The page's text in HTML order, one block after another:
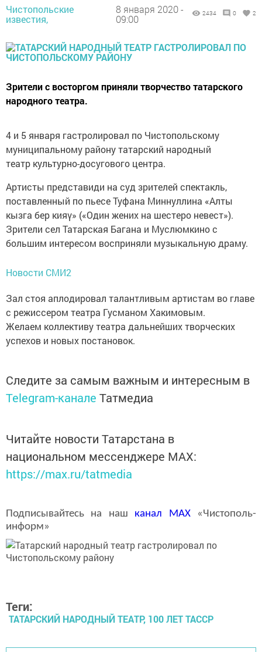
Чистопольские
известия,
8 января 2020 -
09:00
2434 0 2
Зрители с восторгом приняли творчество татарского
народного театра.
4 и 5 января гастролировал по Чистопольскому
муниципальному району татарский народный
театр культурно-досугового центра.
Артисты представиди на суд зрителей спектакль,
поставленный по пьесе Туфана Миннуллина «Алты
кызга бер кияү» («Один жених на шестеро невест»).
Зрители сел Татарская Багана и Муслюмкино с
большим интересом восприняли музыкальную драму.
Новости СМИ2
Зал стоя аплодировал талантливым артистам во главе
с режиссером театра Гусманом Хакимовым.
Желаем коллективу театра дальнейших творческих
успехов и новых постановок.
Следите за самым важным и интересным в
Telegram-канале Татмедиа
Читайте новости Татарстана в
национальном мессенджере MАХ:
https://max.ru/tatmedia
Подписывайтесь на наш канал MAX«Чистополь-
информ»
Теги:
ТАТАРСКИЙ НАРОДНЫЙ ТЕАТР, 100 ЛЕТ ТАССР